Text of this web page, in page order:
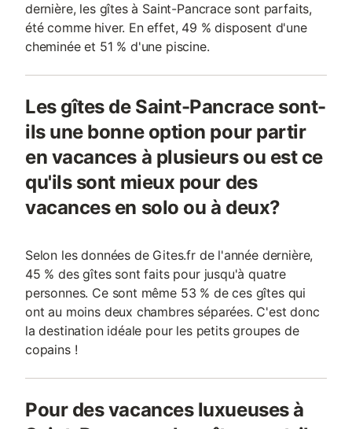
dernière, les gîtes à Saint-Pancrace sont parfaits,
été comme hiver. En effet, 49 % disposent d'une
cheminée et 51 % d'une piscine.
Les gîtes de Saint-Pancrace sont-
ils une bonne option pour partir
en vacances à plusieurs ou est ce
qu'ils sont mieux pour des
vacances en solo ou à deux?
Selon les données de Gites.fr de l'année dernière,
45 % des gîtes sont faits pour jusqu'à quatre
personnes. Ce sont même 53 % de ces gîtes qui
ont au moins deux chambres séparées. C'est donc
la destination idéale pour les petits groupes de
copains !
Pour des vacances luxueuses à